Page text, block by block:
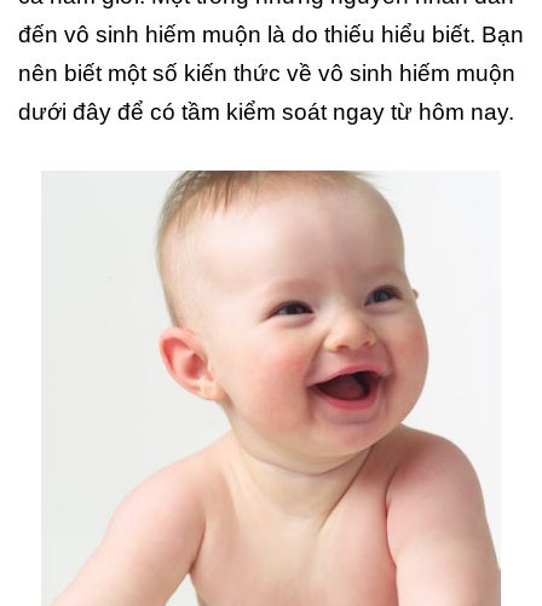
đến vô sinh hiếm muộn là do thiếu hiểu biết. Bạn
nên biết một số kiến thức về vô sinh hiếm muộn
dưới đây để có tầm kiểm soát ngay từ hôm nay.